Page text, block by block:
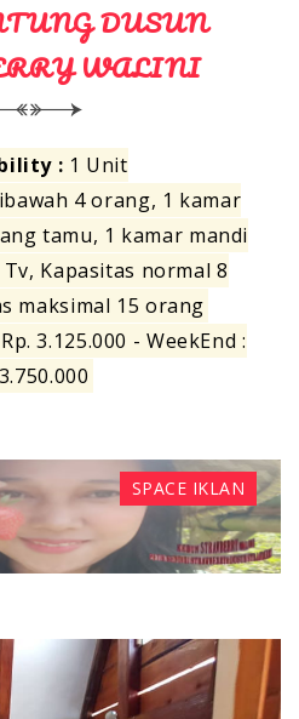
DUSUN
WALINI
: 1 Unit
4 orang, 1 kamar
tamu, 1 kamar mandi
Kapasitas normal 8
maksimal 15 orang
3.125.000 - WeekEnd :
SPACE IKLAN